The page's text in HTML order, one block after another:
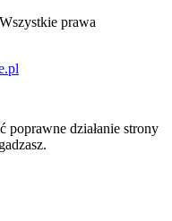
prawa
działanie strony